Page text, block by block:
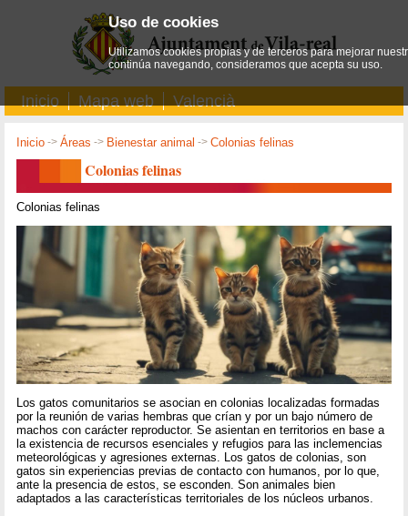
Inicio Mapa web Valencià
Inicio ->Áreas -> Bienestar animal ->Colonias felinas
Colonias felinas
Colonias felinas
Los gatos comunitarios se asocian en colonias localizadas formadas
por la reunión de varias hembras que crían y por un bajo número de
machos con carácter reproductor. Se asientan en territorios en base a
la existencia de recursos esenciales y refugios para las inclemencias
meteorológicas y agresiones externas. Los gatos de colonias, son
gatos sin experiencias previas de contacto con humanos, por lo que,
ante la presencia de estos, se esconden. Son animales bien
adaptados a las características territoriales de los núcleos urbanos.
Uso de cookies
Utilizamos cookies propias y de terceros para mejorar
continúa navegando, consideramos que acepta su uso.